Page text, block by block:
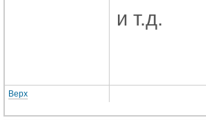
и т.д.
Верх